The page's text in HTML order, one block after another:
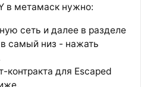
в метамаск нужно:
сеть и далее в разделе
в самый низ - нажать
контракта для Escaped